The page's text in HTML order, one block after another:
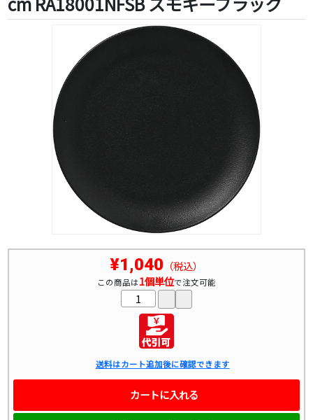
¥1,040 （税込）
この商品は1個単位で注文可能
送料はカート追加後に確認できます
カートに入れる